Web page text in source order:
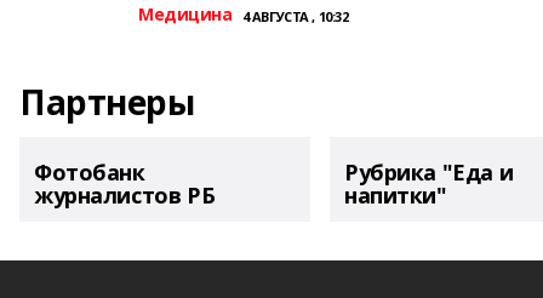
Медицина 4 АВГУСТА , 10:32
Партнеры
Фотобанк
журналистов РБ
Рубрика "Еда и
напитки"